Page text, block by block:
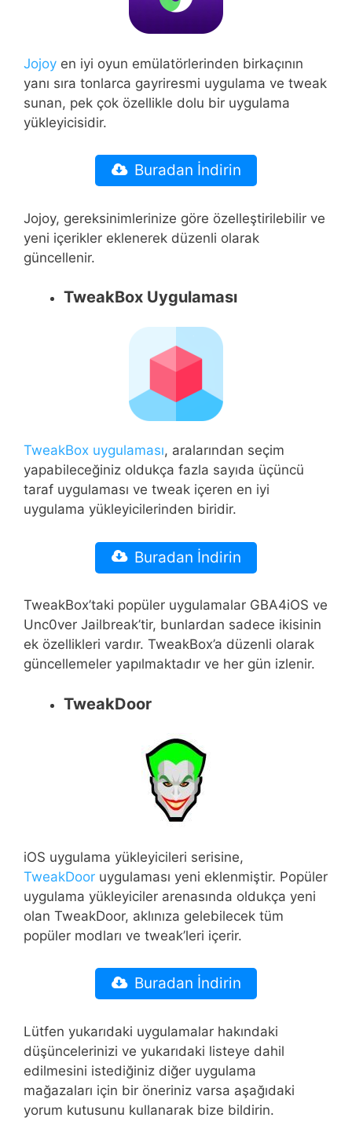
Jojoy en iyi oyun emülatörlerinden birkaçının
yanı sıra tonlarca gayriresmi uygulama ve tweak
sunan, pek çok özellikle dolu bir uygulama
yükleyicisidir.
Buradan İndirin
Jojoy, gereksinimlerinize göre özelleştirilebilir ve
yeni içerikler eklenerek düzenli olarak
güncellenir.
TweakBox Uygulaması
TweakBox uygulaması, aralarından seçim
yapabileceğiniz oldukça fazla sayıda üçüncü
taraf uygulaması ve tweak içeren en iyi
uygulama yükleyicilerinden biridir.
Buradan İndirin
TweakBox’taki popüler uygulamalar GBA4iOS ve
Unc0ver Jailbreak’tir, bunlardan sadece ikisinin
ek özellikleri vardır. TweakBox’a düzenli olarak
güncellemeler yapılmaktadır ve her gün izlenir.
TweakDoor
iOS uygulama yükleyicileri serisine,
TweakDoor uygulaması yeni eklenmiştir. Popüler
uygulama yükleyiciler arenasında oldukça yeni
olan TweakDoor, aklınıza gelebilecek tüm
popüler modları ve tweak’leri içerir.
Buradan İndirin
Lütfen yukarıdaki uygulamalar hakındaki
düşüncelerinizi ve yukarıdaki listeye dahil
edilmesini istediğiniz diğer uygulama
mağazaları için bir öneriniz varsa aşağıdaki
yorum kutusunu kullanarak bize bildirin.